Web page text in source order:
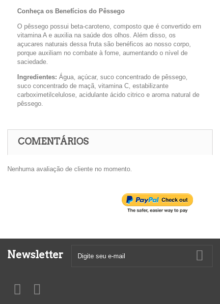
Conheça os Benefícios do Pêssego
O pêssego possui beta-caroteno, composto que é convertido em
vitamina A e auxilia na saúde dos olhos. Além disso, os
açucares naturais dessa fruta são benéficos ao nosso corpo,
porque auxiliam no combate à fome, aumentando o nível de
saciedade.
Ingredientes: Água, açúcar, suco concentrado de pêssego,
suco concentrado de maçã, vitamina C, estabilizante
carboximetilcelulose, acidulante ácido citrico e aroma natural de
pêssego.
COMENTÁRIOS
Nenhuma avaliação de cliente no momento.
Newsletter